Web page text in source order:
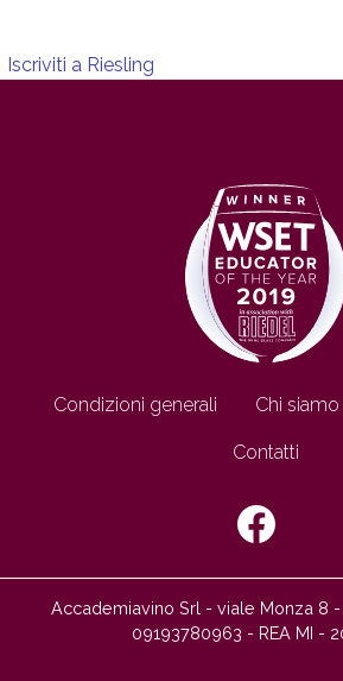
Iscriviti a Riesling
Footer IT
Condizioni generali Chi siamo
Contatti
Accademiavino Srl - viale Monza 8 -
09193780963 - REA MI -